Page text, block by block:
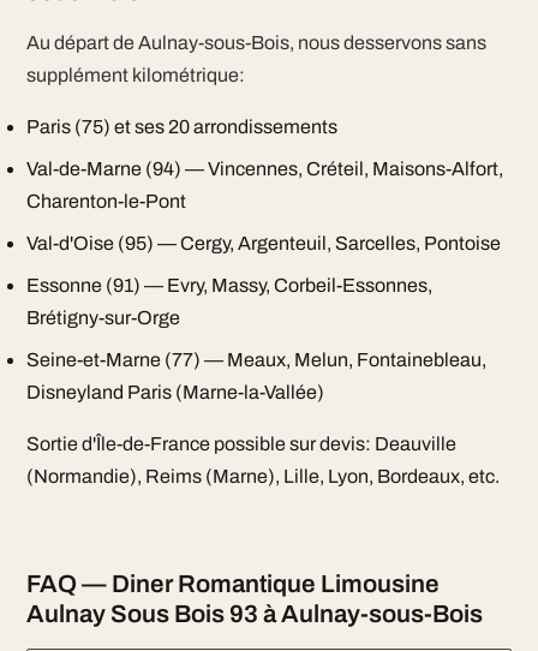
Au départ de Aulnay-sous-Bois, nous desservons sans
supplément kilométrique:
Paris (75) et ses 20 arrondissements
Val-de-Marne (94) — Vincennes, Créteil, Maisons-Alfort,
Charenton-le-Pont
Val-d'Oise (95) — Cergy, Argenteuil, Sarcelles, Pontoise
Essonne (91) — Evry, Massy, Corbeil-Essonnes,
Brétigny-sur-Orge
Seine-et-Marne (77) — Meaux, Melun, Fontainebleau,
Disneyland Paris (Marne-la-Vallée)
Sortie d'Île-de-France possible sur devis: Deauville
(Normandie), Reims (Marne), Lille, Lyon, Bordeaux, etc.
FAQ — Diner Romantique Limousine
Aulnay Sous Bois 93 à Aulnay-sous-Bois